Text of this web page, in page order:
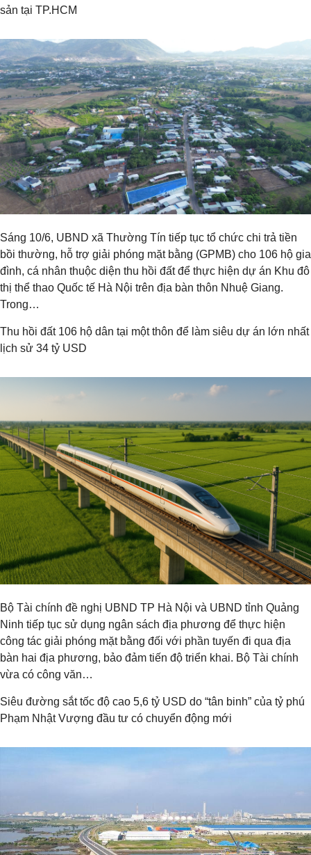
sản tại TP.HCM
Sáng 10/6, UBND xã Thường Tín tiếp tục tổ chức chi trả tiền
bồi thường, hỗ trợ giải phóng mặt bằng (GPMB) cho 106 hộ gia
đình, cá nhân thuộc diện thu hồi đất để thực hiện dự án Khu đô
thị thể thao Quốc tế Hà Nội trên địa bàn thôn Nhuệ Giang.
Trong…
Thu hồi đất 106 hộ dân tại một thôn để làm siêu dự án lớn nhất
lịch sử 34 tỷ USD
Bộ Tài chính đề nghị UBND TP Hà Nội và UBND tỉnh Quảng
Ninh tiếp tục sử dụng ngân sách địa phương để thực hiện
công tác giải phóng mặt bằng đối với phần tuyến đi qua địa
bàn hai địa phương, bảo đảm tiến độ triển khai. Bộ Tài chính
vừa có công văn…
Siêu đường sắt tốc độ cao 5,6 tỷ USD do “tân binh” của tỷ phú
Phạm Nhật Vượng đầu tư có chuyển động mới